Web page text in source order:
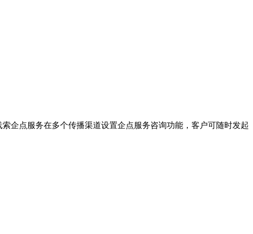
企点服务在多个传播渠道设置企点服务咨询功能，客户可随时发起